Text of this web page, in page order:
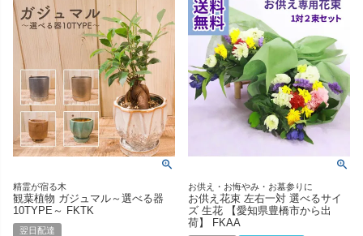
精霊が宿る木
観葉植物 ガジュマル～選べる器
10TYPE～ FKTK
翌日配達
お供え・お悔やみ・お墓参りに
お供え花束 左右一対 選べるサイ
ズ 生花 【愛知県豊橋市から出
荷】 FKAA